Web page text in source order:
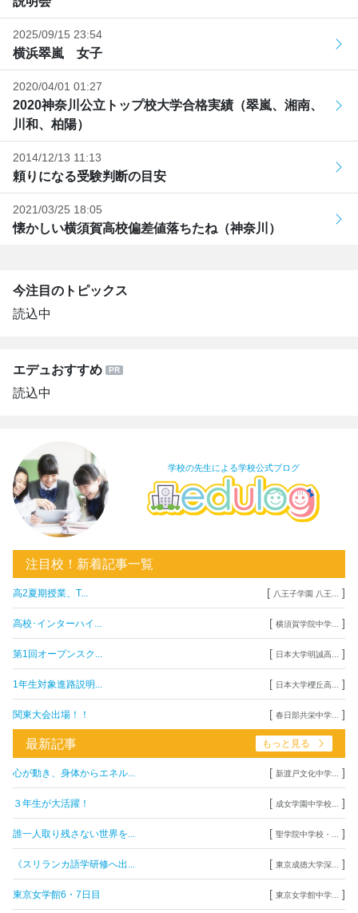
2025/09/15 23:54
横浜翠嵐 女子
2020/04/01 01:27
2020神奈川公立トップ校大学合格実績（翠嵐、湘南、
川和、柏陽）
2014/12/13 11:13
頼りになる受験判断の目安
2021/03/25 18:05
懐かしい横須賀高校偏差値落ちたね（神奈川）
今注目のトピックス
読込中
エデュおすすめ
読込中
学校の先生による学校公式ブログ
注目校！新着記事一覧
高2夏期授業、T... [ 八王子学園 八王... ]
高校･インターハイ... [ 横須賀学院中学... ]
第1回オープンスク... [ 日本大学明誠高... ]
1年生対象進路説明... [ 日本大学櫻丘高... ]
関東大会出場！！ [ 春日部共栄中学... ]
最新記事 もっと見る
心が動き、身体からエネル... [ 新渡戸文化中学... ]
３年生が大活躍！ [ 成女学園中学校... ]
誰一人取り残さない世界を... [ 聖学院中学校・... ]
《スリランカ語学研修へ出... [ 東京成徳大学深... ]
東京女学館6・7日目 [ 東京女学館中学... ]